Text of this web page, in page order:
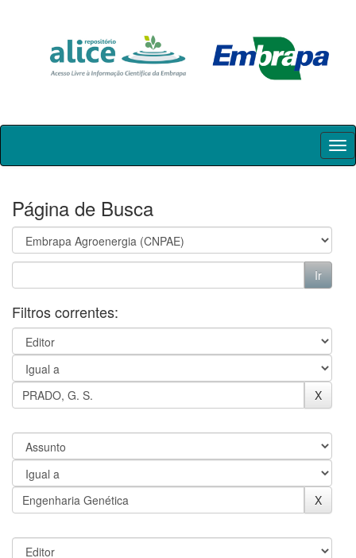
Skip
Página de Busca
Filtros correntes: